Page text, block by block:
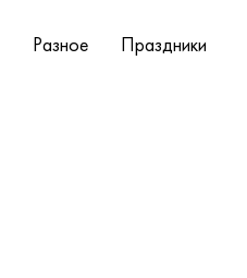
Разное Праздники